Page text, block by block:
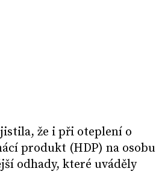
že i při oteplení o
produkt (HDP) na osobu
odhady, které uváděly